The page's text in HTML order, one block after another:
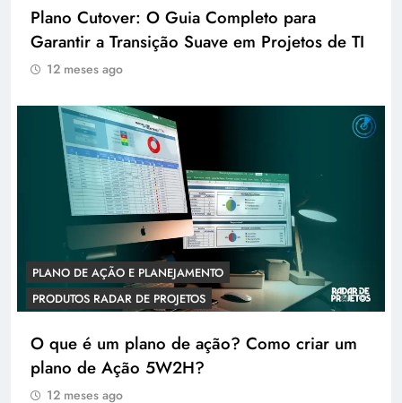
Plano Cutover: O Guia Completo para
Garantir a Transição Suave em Projetos de TI
12 meses ago
PLANO DE AÇÃO E PLANEJAMENTO
PRODUTOS RADAR DE PROJETOS
O que é um plano de ação? Como criar um
plano de Ação 5W2H?
12 meses ago